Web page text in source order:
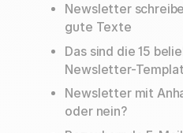
Newsletter
gute Texte
Das sind die 15
Newsletter-
Newsletter mit
oder nein?